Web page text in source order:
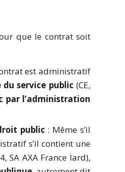
que le contrat soit
est administratif
service public (CE,
par l’administration
public : Même s’il
s’il contient une
AXA France Iard),